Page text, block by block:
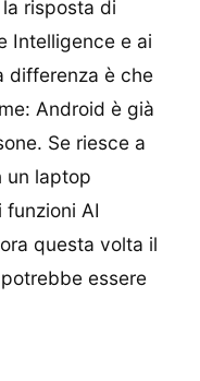
risposta di
Intelligence e ai
differenza è che
Android è già
Se riesce a
un laptop
AI
questa volta il
essere